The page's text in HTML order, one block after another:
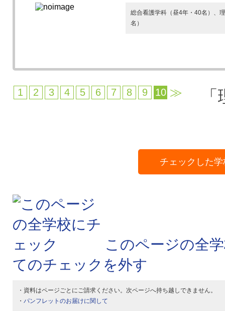
総合看護学科（昼4年・40名）、
名）
1 2 3 4 5 6 7 8 9 10 ≫
チェックした
このページの全
てのチェックを外す
・資料はページごとにご請求ください。次ページへ持ち越しできません。
・ パンフレットのお届けに関して